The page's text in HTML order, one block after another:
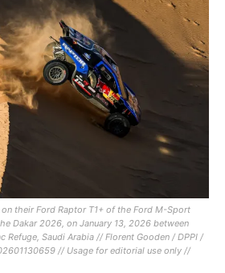
on their Ford Raptor T1+ of the Ford M-Sport
Dakar 2026, on January 13, 2026 between
Refuge, Saudi Arabia // Florent Gooden / DPPI /
// Usage for editorial use only //